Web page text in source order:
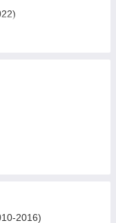
2021)
2018)
2016)